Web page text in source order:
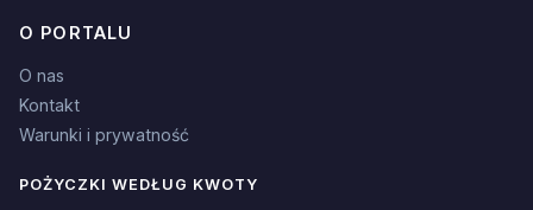
O PORTALU
O nas
Kontakt
Warunki i prywatność
POŻYCZKI WEDŁUG KWOTY